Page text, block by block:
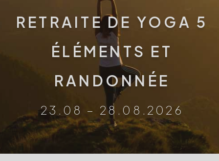
RETRAITE DE YOGA 5
ÉLÉMENTS ET
RANDONNÉE
23.08 – 28.08.2026